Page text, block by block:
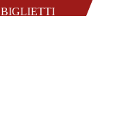
BIGLIETTI